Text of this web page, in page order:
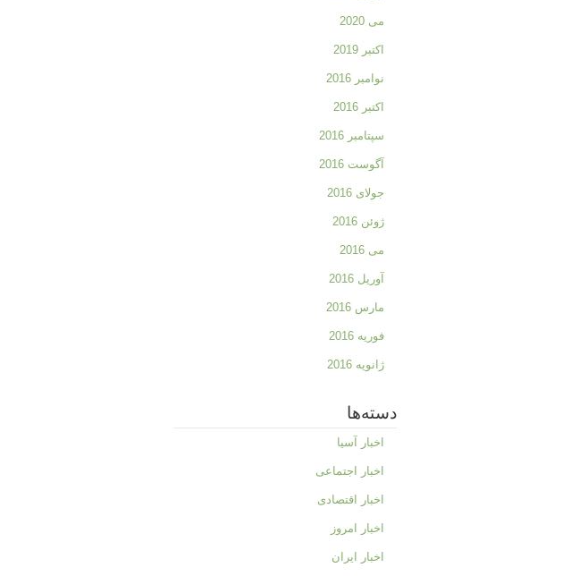
می 2020
اکتبر 2019
نوامبر 2016
اکتبر 2016
سپتامبر 2016
آگوست 2016
جولای 2016
ژوئن 2016
می 2016
آوریل 2016
مارس 2016
فوریه 2016
ژانویه 2016
دسته‌ها
اخبار آسیا
اخبار اجتماعی
اخبار اقتصادی
اخبار امروز
اخبار ایران